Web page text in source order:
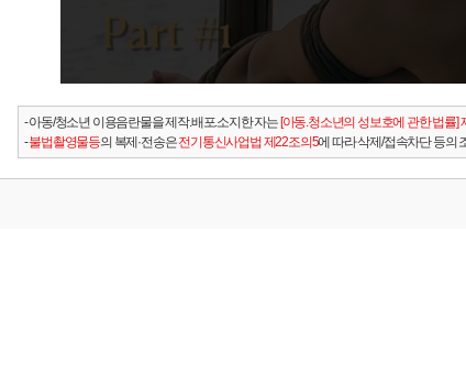
- 아동/청소년 이용음란물을 제작.배포.소지한 자는[아동.청소년의 성보호에 관한 법률]
-불법촬영물등의 복제·전송은전기통신사업법 제22조의5에 따라 삭제/접속차단 등의